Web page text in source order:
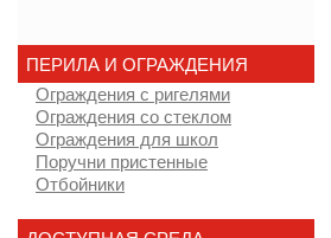
ПЕРИЛА И ОГРАЖДЕНИЯ
Ограждения с ригелями
Ограждения со стеклом
Ограждения для школ
Поручни пристенные
Отбойники